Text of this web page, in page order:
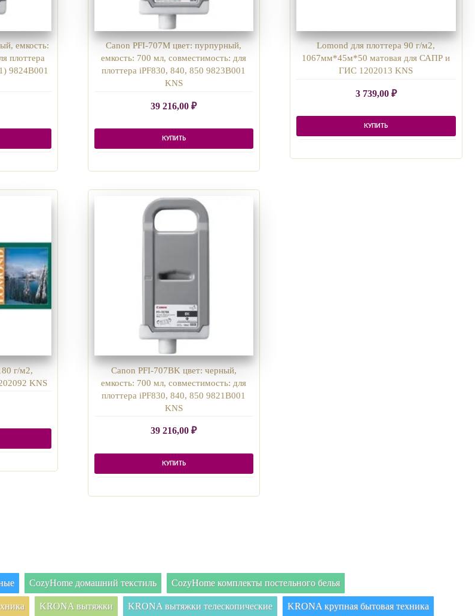
емкость:
плоттера
9824B001
Canon PFI-707M цвет: пурпурный,
емкость: 700 мл, совместимость: для
плоттера iPF830, 840, 850 9823B001
KNS
39 216,00₽
КУПИТЬ
Lomond для плоттера 90 г/м2,
1067мм*45м*50 матовая для САПР и
ГИС 1202013 KNS
3 739,00 ₽
КУПИТЬ
г/м2,
KNS
Canon PFI-707BK цвет: черный,
емкость: 700 мл, совместимость: для
плоттера iPF830, 840, 850 9821B001
KNS
39 216,00₽
КУПИТЬ
CozyHome домашний текстиль CozyHome комплекты постельного белья
KRONA вытяжки KRONA вытяжки телескопические KRONA крупная бытовая техника